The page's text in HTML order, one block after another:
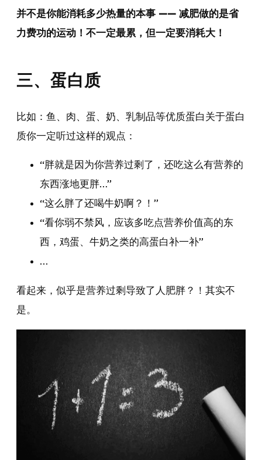
并不是你能消耗多少热量的本事 —— 减肥做的是省
力费功的运动！不一定最累，但一定要消耗大！
三、蛋白质
比如：鱼、肉、蛋、奶、乳制品等优质蛋白关于蛋白
质你一定听过这样的观点：
“胖就是因为你营养过剩了，还吃这么有营养的
东西涨地更胖…”
“这么胖了还喝牛奶啊？！”
“看你弱不禁风，应该多吃点营养价值高的东
西，鸡蛋、牛奶之类的高蛋白补一补”
…
看起来，似乎是营养过剩导致了人肥胖？！其实不
是。